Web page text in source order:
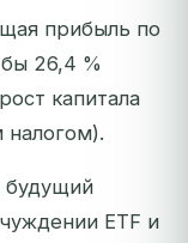
прибыль по
бы 26,4 %
капитала
налогом).
будущий
ETF и